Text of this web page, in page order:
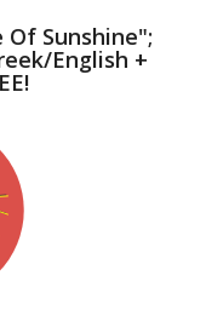
Sunshine";
English +